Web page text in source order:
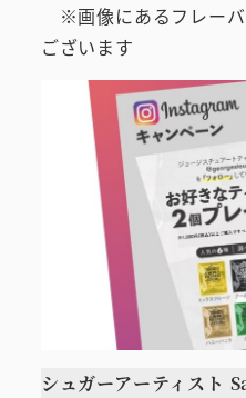
※画像にあるフレー
ございます
シュガーアーティスト